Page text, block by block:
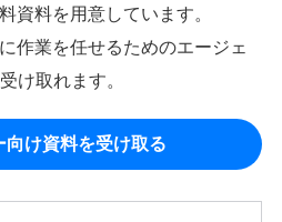
資料を用意しています。
作業を任せるためのエージェ
け取れます。
向け資料を受け取る